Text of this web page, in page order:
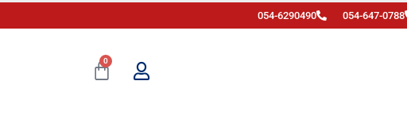
054-647-0788
054-6290490
0